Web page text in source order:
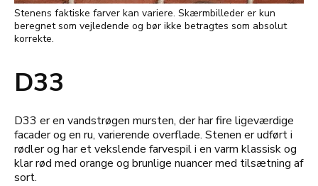
Stenens faktiske farver kan variere. Skærmbilleder er kun
beregnet som vejledende og bør ikke betragtes som absolut
korrekte.
D33
D33 er en vandstrøgen mursten, der har fire ligeværdige
facader og en ru, varierende overflade. Stenen er udført i
rødler og har et vekslende farvespil i en varm klassisk og
klar rød med orange og brunlige nuancer med tilsætning af
sort.